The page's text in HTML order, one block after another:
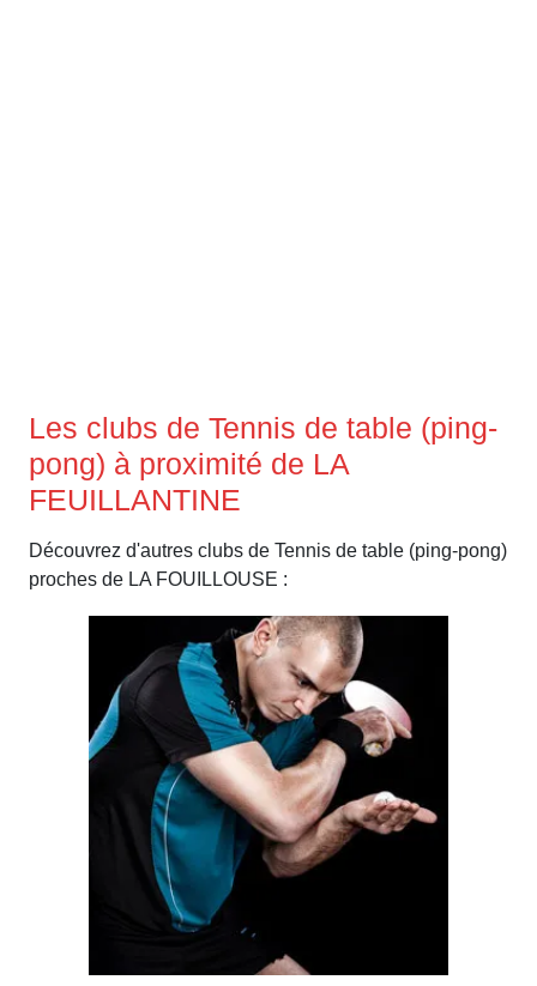
Les clubs de Tennis de table (ping-
pong) à proximité de LA
FEUILLANTINE
Découvrez d'autres clubs de Tennis de table (ping-pong)
proches de LA FOUILLOUSE :